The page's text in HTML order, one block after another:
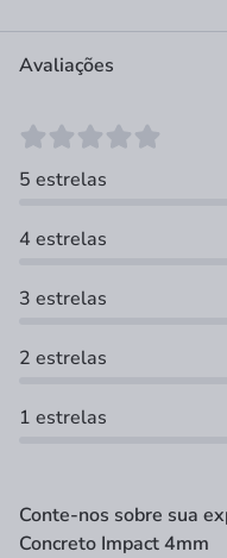
Avaliações
5 estrelas
4 estrelas
3 estrelas
2 estrelas
1 estrelas
Conte-nos sobre sua
Concreto Impact 4mm